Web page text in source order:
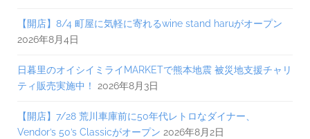
【開店】8/4 町屋に気軽に寄れるwine stand haruがオープン
2026年8月4日
日暮里のオイシイミライMARKETで熊本地震 被災地支援チャリ
ティ販売実施中！
2026年8月3日
【開店】7/28 荒川車庫前に50年代レトロなダイナー、
Vendor’s 50’s Classicがオープン 2026年8月2日